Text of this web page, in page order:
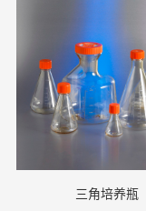
三角培养瓶